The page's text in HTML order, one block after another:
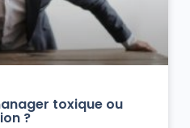
toxique ou
?